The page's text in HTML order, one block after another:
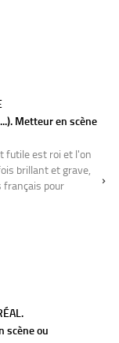
Metteur en scène
futile est roi et l'on
brillant et grave,
pour
scène ou